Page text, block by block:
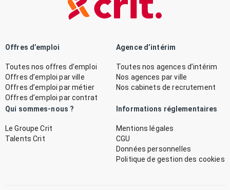
Offres d’emploi
Toutes nos offres d’emploi
Offres d’emploi par ville
Offres d’emploi par métier
Offres d’emploi par contrat
Agence d’intérim
Toutes nos agences d’intérim
Nos agences par ville
Nos cabinets de recrutement
Qui sommes-nous ?
Le Groupe Crit
Talents Crit
Informations réglementaires
Mentions légales
CGU
Données personnelles
Politique de gestion des cookies